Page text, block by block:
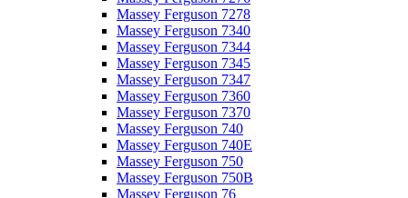
Massey Ferguson 7278
Massey Ferguson 7340
Massey Ferguson 7344
Massey Ferguson 7345
Massey Ferguson 7347
Massey Ferguson 7360
Massey Ferguson 7370
Massey Ferguson 740
Massey Ferguson 740E
Massey Ferguson 750
Massey Ferguson 750B
Massey Ferguson 76